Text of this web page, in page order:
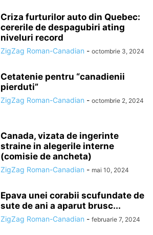
Criza furturilor auto din Quebec:
cererile de despagubiri ating
niveluri record
ZigZag Roman-Canadian - octombrie 3, 2024
Cetatenie pentru “canadienii
pierduti”
ZigZag Roman-Canadian - octombrie 2, 2024
Canada, vizata de ingerinte
straine in alegerile interne
(comisie de ancheta)
ZigZag Roman-Canadian - mai 10, 2024
Epava unei corabii scufundate de
sute de ani a aparut brusc...
ZigZag Roman-Canadian - februarie 7, 2024